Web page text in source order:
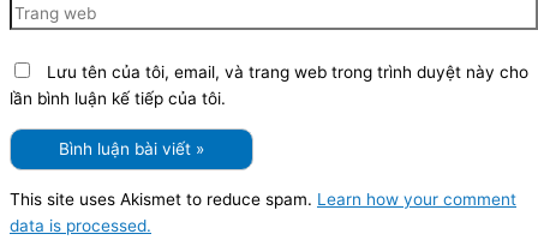
Lưu tên của tôi, email, và trang web trong trình duyệt này cho
lần bình luận kế tiếp của tôi.
This site uses Akismet to reduce spam. Learn how your comment
data is processed.